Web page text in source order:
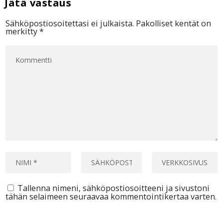
Sähköpostiosoitettasi ei julkaista. Pakolliset kentät on
merkitty*
Tallenna nimeni, sähköpostiosoitteeni ja sivustoni
tähän selaimeen seuraavaa kommentointikertaa varten.